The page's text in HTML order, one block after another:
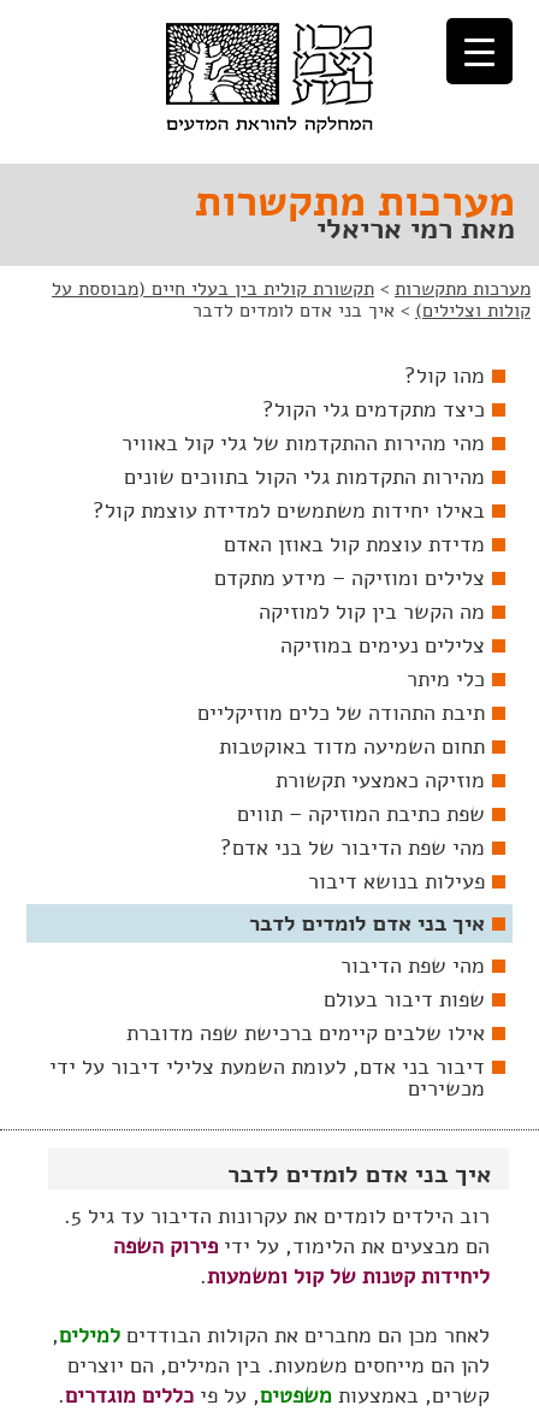
לתוכן
לניווט
מערכות מתקשרות
מאת רמי אריאלי
מערכות מתקשרות > תקשורת קולית בין בעלי חיים (מבוססת על
קולות וצלילים) > איך בני אדם לומדים לדבר
איך בני אדם לומדים לדבר
רוב הילדים לומדים את עקרונות הדיבור עד גיל 5.
הם מבצעים את הלימוד, על ידי פירוק השפה
ליחידות קטנות של קול ומשמעות.
לאחר מכן הם מחברים את הקולות הבודדים למילים,
להן הם מייחסים משמעות. בין המילים, הם יוצרים
קשרים, באמצעות משפטים, על פי כללים מוגדרים.
מהו קול?
כיצד מתקדמים גלי הקול?
מהי מהירות ההתקדמות של גלי קול באוויר
מהירות התקדמות גלי הקול בתווכים שונים
באילו יחידות משתמשים למדידת עוצמת קול?
מדידת עוצמת קול באוזן האדם
צלילים ומוזיקה – מידע מתקדם
מה הקשר בין קול למוזיקה
צלילים נעימים במוזיקה
כלי מיתר
תיבת התהודה של כלים מוזיקליים
תחום השמיעה מדוד באוקטבות
מוזיקה כאמצעי תקשורת
שפת כתיבת המוזיקה – תווים
מהי שפת הדיבור של בני אדם?
פעילות בנושא דיבור
איך בני אדם לומדים לדבר
מהי שפת הדיבור
שפות דיבור בעולם
אילו שלבים קיימים ברכישת שפה מדוברת
דיבור בני אדם, לעומת השמעת צלילי דיבור על ידי
מכשירים